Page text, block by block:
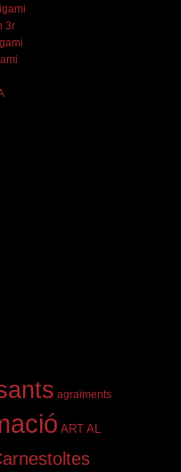
3r
agraïments
ART AL